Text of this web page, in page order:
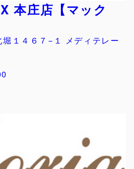
本庄店【マック
１４６７−１ メディテレー